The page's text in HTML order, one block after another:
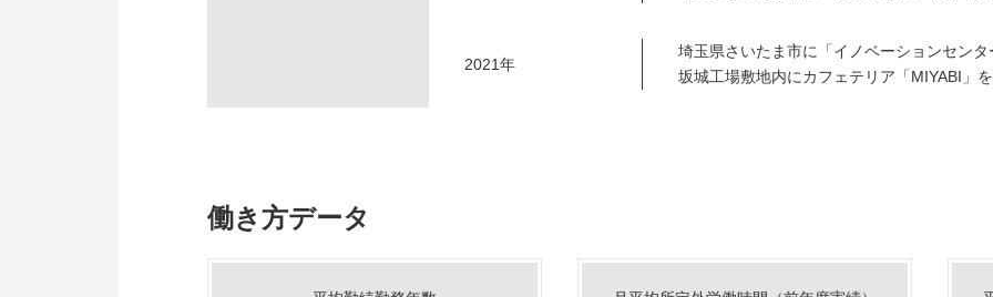
2021年
埼玉県さいたま市に「イノベーションセン
坂城工場敷地内にカフェテリア「MIYABI」
働き方データ